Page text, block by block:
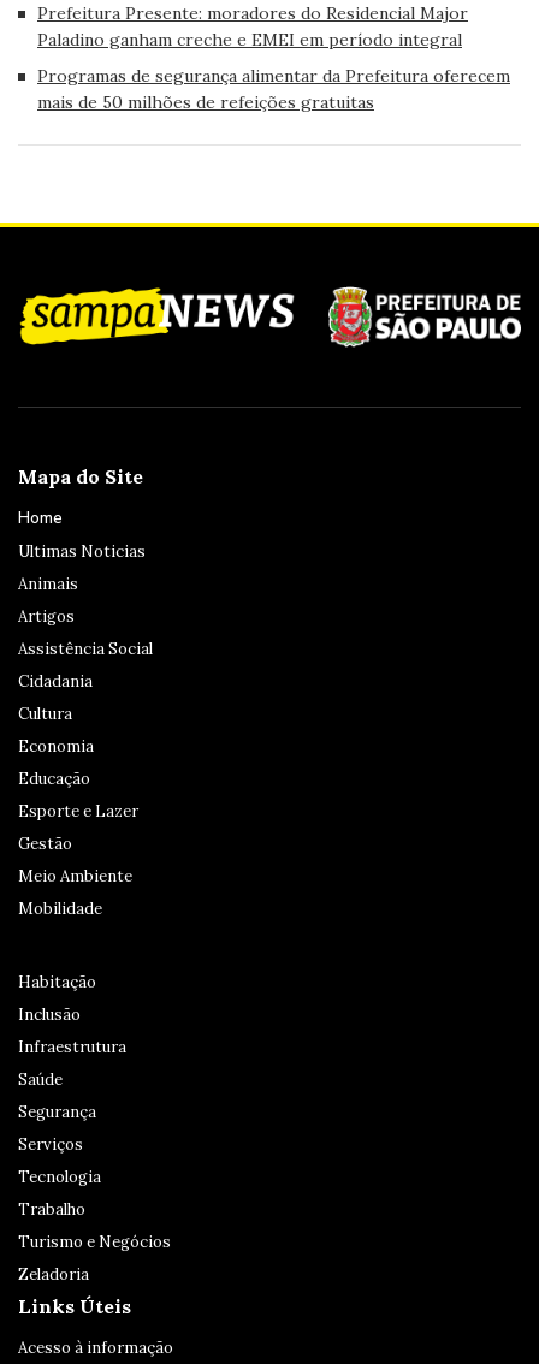
Prefeitura Presente: moradores do Residencial Major
Paladino ganham creche e EMEI em período integral
Programas de segurança alimentar da Prefeitura oferecem
mais de 50 milhões de refeições gratuitas
Mapa do Site
Home
Ultimas Noticias
Animais
Artigos
Assistência Social
Cidadania
Cultura
Economia
Educação
Esporte e Lazer
Gestão
Meio Ambiente
Mobilidade
Habitação
Inclusão
Infraestrutura
Saúde
Segurança
Serviços
Tecnologia
Trabalho
Turismo e Negócios
Zeladoria
Links Úteis
Acesso à informação